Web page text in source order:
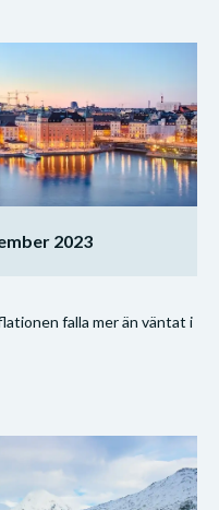
2023
falla mer än väntat i